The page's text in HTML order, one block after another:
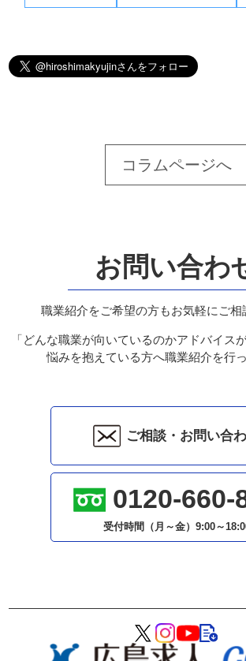
コラムページへ
お問い合わ
職業紹介をご希望の方もお気軽にご相
「どんな職業が向いているのかアドバイス
悩みを抱えている方へ職業紹介を行っ
ご相談・お問い合
0120-660-
受付時間（月～金） 9:00～